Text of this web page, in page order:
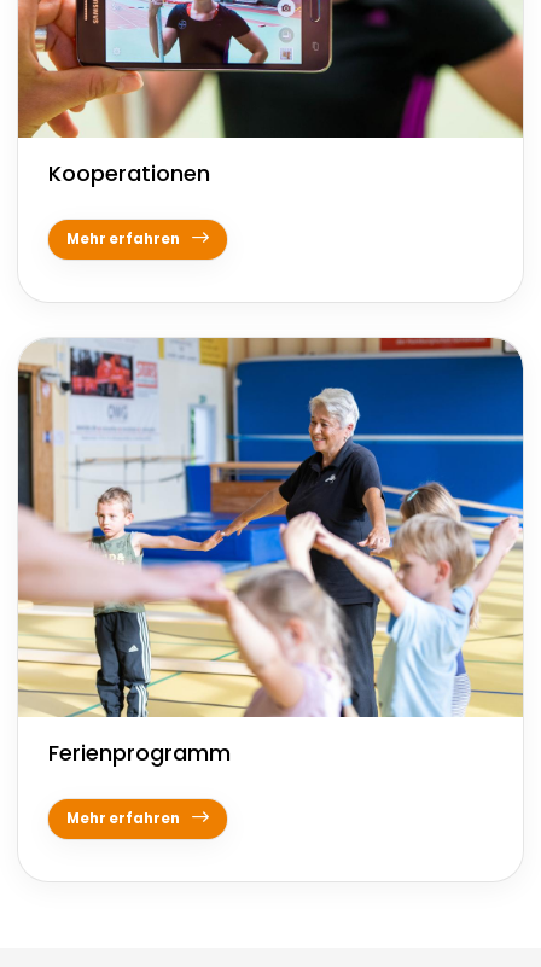
Kooperationen
Mehr erfahren
Ferienprogramm
Mehr erfahren